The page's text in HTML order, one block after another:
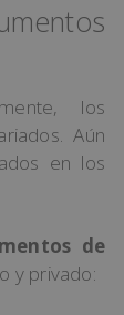
los
Aún
en los
de
y privado: